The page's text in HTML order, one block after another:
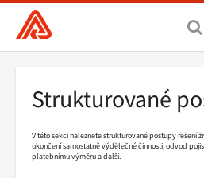
Všeobecná
zdravotní
hlavní
Drobečková
navigace
Strukturované
V této sekci naleznete strukturované postupy řešení
ukončení samostatně výdělečné činnosti, odvod
platebnímu výměru a další.